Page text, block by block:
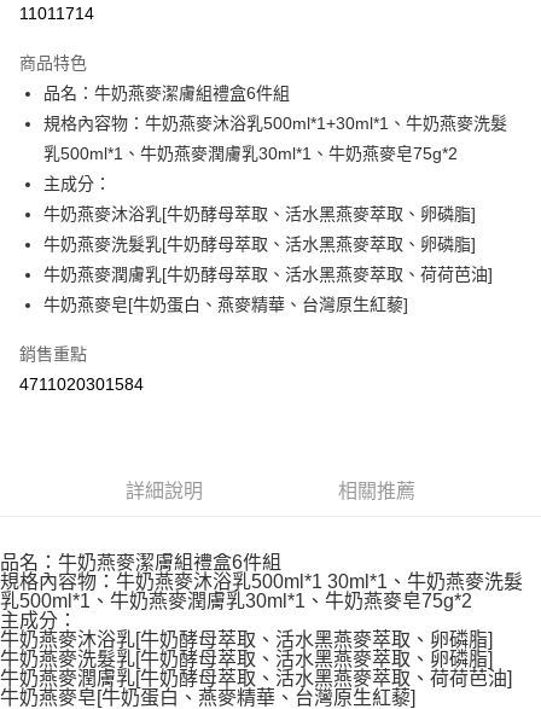
悠遊付
Google Pay
AFTEE先享後付
相關說明
【關於「AFTEE先享後付」】
AFTEE先享後付是「在收到商品之後才付款」的支付方式。 讓您購物簡單
便利好安心！
１．簡單：不需註冊會員、不需綁卡、不需儲值。
２．便利：只要手機號碼，簡訊認證，即可結帳。
１．於結帳方式選擇「AFTEE先享後付」後，將跳轉至「AFTEE先享後付」
ATM／網路銀行／等多元方式進行付款，方視為交易完成。
※ 請注意：結帳手續完成當下不需立刻繳費，但若您需要取消訂單，請聯絡
※ 交易是否成功請以「AFTEE先享後付 」之結帳頁面顯示為準，若有關於
是否繳費成功／繳費後需取消欲退款等相關疑問，請聯繫「AFTEE先享後付
客戶支援中心」https://netprotections.freshdesk.com/support/home
【注意事項】
１．透過由恩沛科技股份有限公司提供之「AFTEE先享後付」服務完成之交
易，需依本服務之必要範圍內提供個人資料，並將交易相關給付款項請求債
ATM付款
運送方式
離島宅配
每筆NT$150，滿NT$890(含以上)免運費
11011714
商品特色
品名：牛奶燕麥潔膚組禮盒6件組
規格內容物：牛奶燕麥沐浴乳500ml*1+30ml*1、牛奶燕麥洗髮
乳500ml*1、牛奶燕麥潤膚乳30ml*1、牛奶燕麥皂75g*2
主成分：
牛奶燕麥沐浴乳[牛奶酵母萃取、活水黑燕麥萃取、卵磷脂]
牛奶燕麥洗髮乳[牛奶酵母萃取、活水黑燕麥萃取、卵磷脂]
牛奶燕麥潤膚乳[牛奶酵母萃取、活水黑燕麥萃取、荷荷芭油]
牛奶燕麥皂[牛奶蛋白、燕麥精華、台灣原生紅藜]
銷售重點
4711020301584
詳細說明 相關推薦
品名：牛奶燕麥潔膚組禮盒6件組
規格內容物：牛奶燕麥沐浴乳500ml*1 30ml*1、牛奶燕麥洗髮
乳500ml*1、牛奶燕麥潤膚乳30ml*1、牛奶燕麥皂75g*2
主成分：
牛奶燕麥沐浴乳[牛奶酵母萃取、活水黑燕麥萃取、卵磷脂]
牛奶燕麥洗髮乳[牛奶酵母萃取、活水黑燕麥萃取、卵磷脂]
牛奶燕麥潤膚乳[牛奶酵母萃取、活水黑燕麥萃取、荷荷芭油]
牛奶燕麥皂[牛奶蛋白、燕麥精華、台灣原生紅藜]